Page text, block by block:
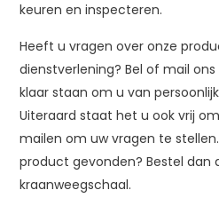
keuren en inspecteren.
Heeft u vragen over onze
dienstverlening? Bel of mail
klaar staan om u van
Uiteraard staat het u ook vrij
mailen om uw vragen te
product gevonden? Bestel dan
kraanweegschaal.